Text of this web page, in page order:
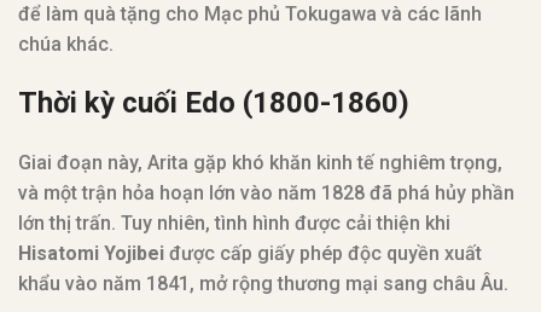
để làm quà tặng cho Mạc phủ Tokugawa và các lãnh
chúa khác.
Thời kỳ cuối Edo (1800-1860)
Giai đoạn này, Arita gặp khó khăn kinh tế nghiêm trọng,
và một trận hỏa hoạn lớn vào năm 1828 đã phá hủy phần
lớn thị trấn. Tuy nhiên, tình hình được cải thiện khi
Hisatomi Yojibei được cấp giấy phép độc quyền xuất
khẩu vào năm 1841, mở rộng thương mại sang châu Âu.